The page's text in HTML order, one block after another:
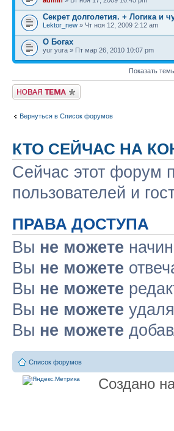
Секрет долголетия. + Логика и
Lektor_new » Чт ноя 12, 2009 2:12 am
О Богах
yur yura » Пт мар 26, 2010 10:07 pm
Показать
Новая тема
Вернуться в Список форумов
КТО СЕЙЧАС НА
Сейчас этот форум
пользователей и
ПРАВА ДОСТУПА
Вы не можете
Вы не можете
Вы не можете
Вы не можете
Вы не можете
Список форумов
Создано